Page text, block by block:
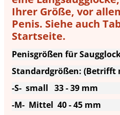
Ihrer Größe, vor
Penis. Siehe auch
Startseite.
Penisgrößen für
Standardgrößen: (Betrifft
-S- small 33 - 39 mm
-M- Mittel 40 - 45 mm